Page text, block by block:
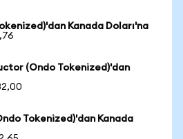
Kanada Doları'na
(Ondo Tokenized)'dan
Tokenized)'dan Kanada